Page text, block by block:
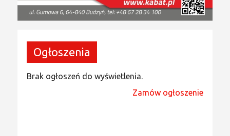
Ogłoszenia
Brak ogłoszeń do wyświetlenia.
Zamów ogłoszenie